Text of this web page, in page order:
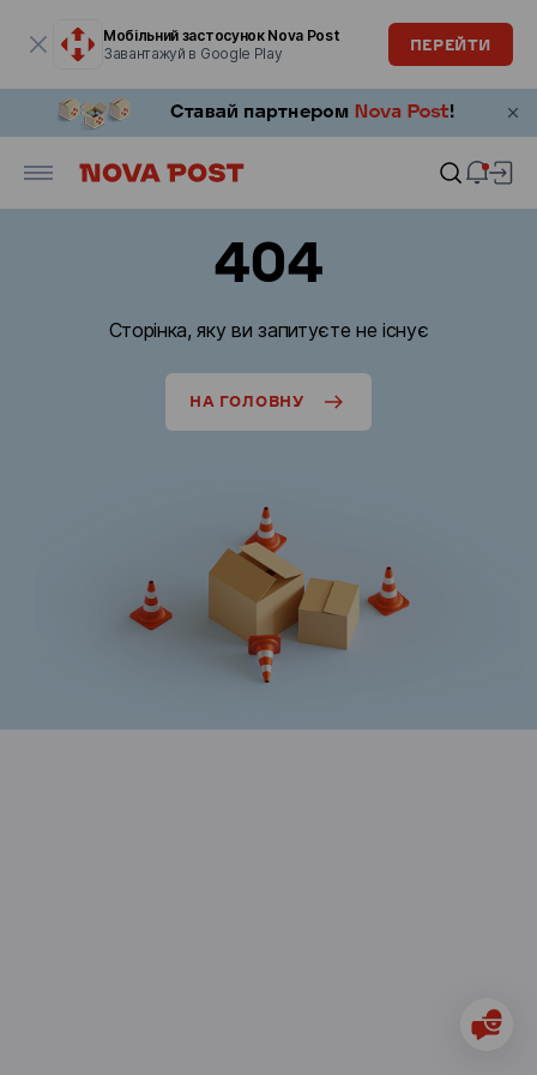
Мобільний застосунок Nova Post
Завантажуй в Google Play
ПЕРЕЙТИ
404
Сторінка, яку ви запитуєте не існує
НА ГОЛОВНУ